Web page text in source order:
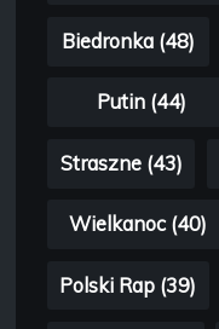
Biedronka (48)
Putin (44)
Straszne (43)
Wielkanoc (40)
Polski Rap (39)